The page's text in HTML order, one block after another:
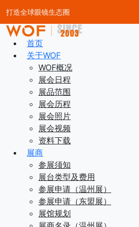
打造全球眼镜生态圈
首页
关于WOF
WOF概况
展会日程
展品范围
展会历程
展会照片
展会视频
资料下载
展商
参展须知
展台类型及费用
参展申请（温州展）
参展申请（东盟展）
展馆规划